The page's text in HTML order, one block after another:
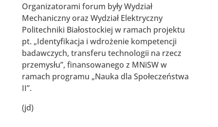
Organizatorami forum były Wydział
Mechaniczny oraz Wydział Elektryczny
Politechniki Białostockiej w ramach projektu
pt. „Identyfikacja i wdrożenie kompetencji
badawczych, transferu technologii na rzecz
przemysłu”, finansowanego z MNiSW w
ramach programu „Nauka dla Społeczeństwa
II”.
(jd)